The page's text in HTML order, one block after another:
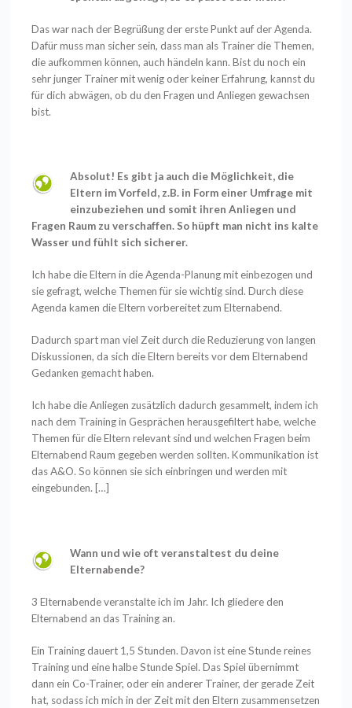
Das war nach der Begrüßung der erste Punkt auf der Agenda.
Dafür muss man sicher sein, dass man als Trainer die Themen,
die aufkommen können, auch händeln kann. Bist du noch ein
sehr junger Trainer mit wenig oder keiner Erfahrung, kannst du
für dich abwägen, ob du den Fragen und Anliegen gewachsen
bist.
Absolut! Es gibt ja auch die Möglichkeit, die
Eltern im Vorfeld, z.B. in Form einer Umfrage mit
einzubeziehen und somit ihren Anliegen und
Fragen Raum zu verschaffen. So hüpft man nicht ins kalte
Wasser und fühlt sich sicherer.
Ich habe die Eltern in die Agenda-Planung mit einbezogen und
sie gefragt, welche Themen für sie wichtig sind. Durch diese
Agenda kamen die Eltern vorbereitet zum Elternabend.
Dadurch spart man viel Zeit durch die Reduzierung von langen
Diskussionen, da sich die Eltern bereits vor dem Elternabend
Gedanken gemacht haben.
Ich habe die Anliegen zusätzlich dadurch gesammelt, indem ich
nach dem Training in Gesprächen herausgefiltert habe, welche
Themen für die Eltern relevant sind und welchen Fragen beim
Elternabend Raum gegeben werden sollten. Kommunikation ist
das A&O. So können sie sich einbringen und werden mit
eingebunden. […]
Wann und wie oft veranstaltest du deine
Elternabende?
3 Elternabende veranstalte ich im Jahr. Ich gliedere den
Elternabend an das Training an.
Ein Training dauert 1,5 Stunden. Davon ist eine Stunde reines
Training und eine halbe Stunde Spiel. Das Spiel übernimmt
dann ein Co-Trainer, oder ein anderer Trainer, der gerade Zeit
hat, sodass ich mich in der Zeit mit den Eltern zusammensetzen